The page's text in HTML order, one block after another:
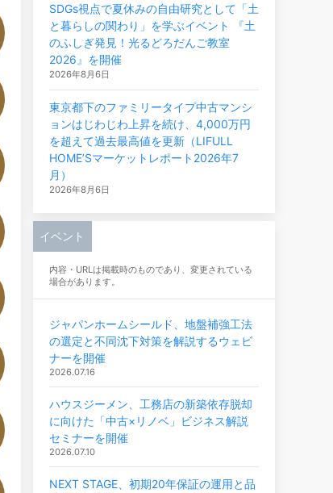
SDGs視点で夏休みの自由研究として「土
と暮らしの関わり」を学ぶイベント 『土
のふしぎ発見！光るどろだんご教室
2026』を開催
2026年8月6日
東京都下のファミリータイプ中古マンシ
ョンはじわじわ上昇を続け、4,000万円
を超えて過去最高値を更新（LIFULL
HOME’Sマーケットレポート2026年7
月）
2026年8月6日
イベント
内容・URLは掲載時のものであり、変更されている
場合があります。
ジャパンホームシールド、地盤補強工法
の選定と不同沈下対策を解説するウェビ
ナーを開催
2026.07.16
ハウスジーメン、工務店の新築依存脱却
に向けた「中古×リノベ」ビジネス解説
セミナーを開催
2026.07.10
NEXT STAGE、初期20年保証の運用と品